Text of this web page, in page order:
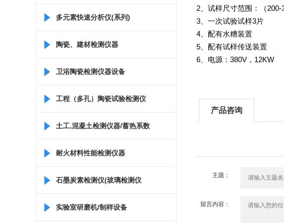
多元素快速分析仪(系列)
陶瓷、建材检测仪器
卫浴陶瓷检测仪器设备
工程（多孔）陶瓷试验检测仪
器
土工,混凝土检测仪器/蓄热系数
仪/比热容测定仪
耐火材料性能检测仪器
石墨炭素检测仪(玻璃检测仪
器)
实验室研磨机/制样设备
2 试样尺寸范围： （200-
3 一次试验试样3片
4 配有水糟装置
5 配有试样传送装置
6 电源： 380V ， 12KW
产品咨询
主题：
留言内容：